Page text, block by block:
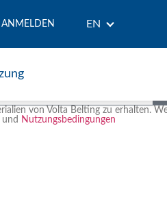
ANMELDEN EN
von Volta Belting zu erhalten.
und Nutzungsbedingungen